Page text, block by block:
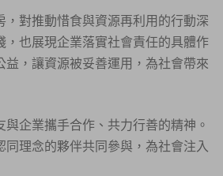
對推動惜食與資源再利用的行動深
也展現企業落實社會責任的具體作
，讓資源被妥善運用，為社會帶來
企業攜手合作、共力行善的精神。
理念的夥伴共同參與，為社會注入